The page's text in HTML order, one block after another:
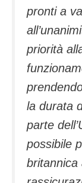
pronti a
priorità
la durata
parte
possibile
britannica